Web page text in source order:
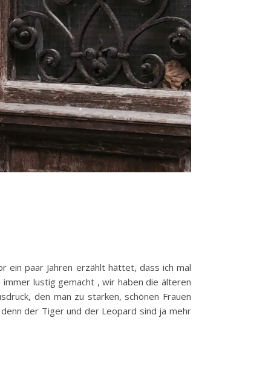
ein paar Jahren erzählt hättet, dass ich mal
lustig gemacht , wir haben die älteren
den man zu starken, schönen Frauen
der Tiger und der Leopard sind ja mehr